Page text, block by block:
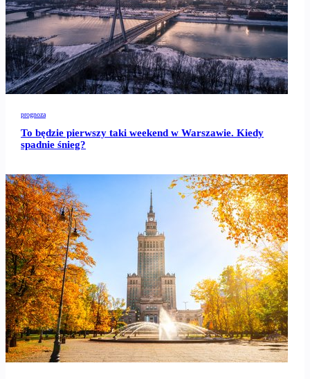
prognoza
To będzie pierwszy taki weekend w Warszawie. Kiedy
spadnie śnieg?